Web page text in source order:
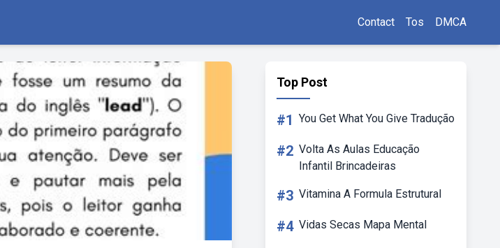
Contact Tos DMCA
Top Post
#1 You Get What You Give Tradução
#2 Volta As Aulas Educação
Infantil Brincadeiras
#3 Vitamina A Formula Estrutural
#4 Vidas Secas Mapa Mental